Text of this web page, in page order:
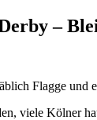
–
Flagge
viele Kölner